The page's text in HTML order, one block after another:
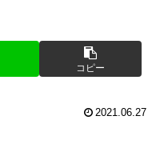
コピー
2021.06.27